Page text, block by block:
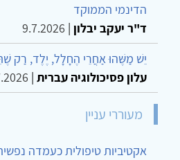
הדינמי הממוקד
ד"ר יעקב יבלון |
9.7.2026
יֵשׁ מַשֶּׁהוּ אַחֲרֵי הֶחָלָל, יֶלֶד, רַק
עלון פסיכולוגיה עברית |
מעוררי עניין
אקטיביות טיפולית כעמדה